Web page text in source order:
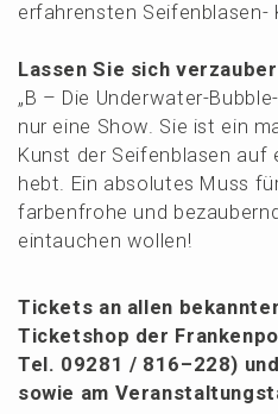
erfah­rens­ten Seifen­bla­sen-
Lassen Sie sich
„B – Die Under­wa­ter-
nur eine Show. Sie ist ein
Kunst der Seifen­bla­sen auf
hebt. Ein absolu­tes Muss
farben­fro­he und
eintau­chen wollen!
Tickets an allen
Ticket­shop der
Tel. 09281 / 816–228)
sowie am